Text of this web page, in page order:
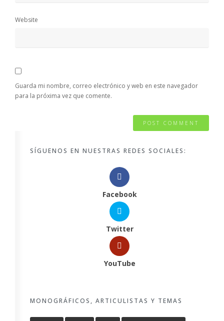
Website
Guarda mi nombre, correo electrónico y web en este navegador
para la próxima vez que comente.
SÍGUENOS EN NUESTRAS REDES SOCIALES:
Facebook
Twitter
YouTube
MONOGRÁFICOS, ARTICULISTAS Y TEMAS